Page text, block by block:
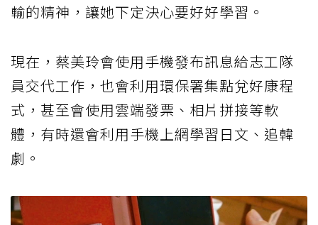
輸的精神，讓她下定決心要好好學習。
現在，蔡美玲會使用手機發布訊息給志工隊
員交代工作，也會利用環保署集點兌好康程
式，甚至會使用雲端發票、相片拼接等軟
體，有時還會利用手機上網學習日文、追韓
劇。